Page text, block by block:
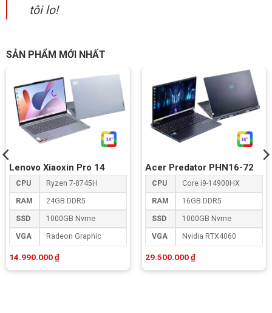
tôi lo!
SẢN PHẨM MỚI NHẤT
Lenovo Xiaoxin Pro 14
CPU Ryzen 7-8745H
RAM 24GB DDR5
SSD 1000GB Nvme
VGA Radeon Graphic
14.990.000₫
Acer Predator PHN16-72
CPU Core i9-14900HX
RAM 16GB DDR5
SSD 1000GB Nvme
VGA Nvidia RTX4060
29.500.000₫